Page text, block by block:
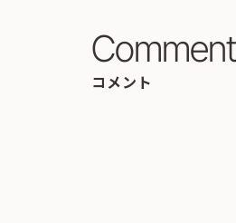
Comment
コメント